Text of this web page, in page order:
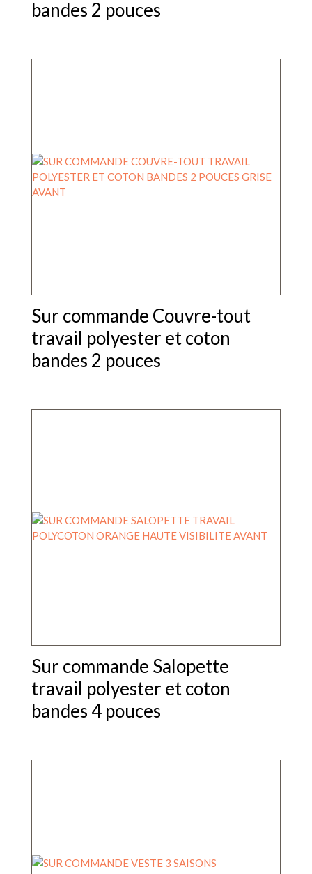
bandes 2 pouces
Sur commande Couvre-tout
travail polyester et coton
bandes 2 pouces
Sur commande Salopette
travail polyester et coton
bandes 4 pouces